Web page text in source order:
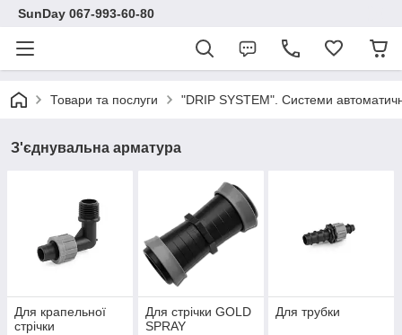
SunDay 067-993-60-80
Товари та послуги "DRIP SYSTEM". Системи
З'єднувальна арматура
Для крапельної
стрічки
Для стрічки GOLD
SPRAY
Для трубки